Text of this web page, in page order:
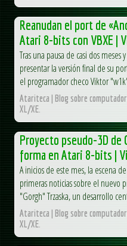
Reanudan el port de
Atari 8-bits con VBXE |
Tras una pausa de casi dos meses
presentar la versión final de su
el programador checo Viktor
Atariteca | Blog sobre
XL/XE.
Proyecto pseudo-3D de
forma en Atari 8-bits |
A inicios de este mes, la escena
primeras noticias sobre el nuevo
"Gorgh" Trzaska, un desarrollo
Atariteca | Blog sobre
XL/XE.